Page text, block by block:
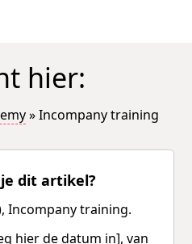
hier:
»Incompany training
dit artikel?
Incompany training.
hier de datum in], van